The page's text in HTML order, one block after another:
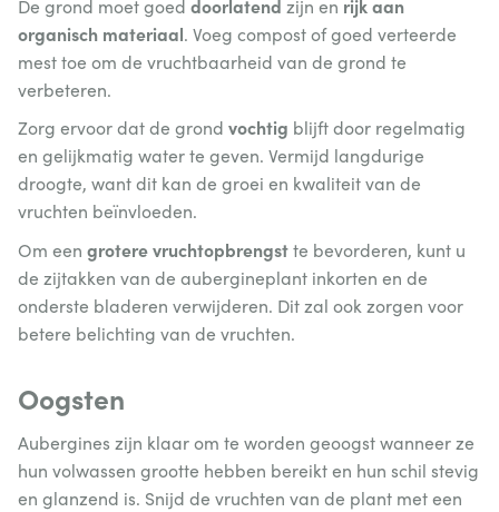
De grond moet goed doorlatend zijn en rijk aan
organisch materiaal. Voeg compost of goed verteerde
mest toe om de vruchtbaarheid van de grond te
verbeteren.
Zorg ervoor dat de grond vochtig blijft door regelmatig
en gelijkmatig water te geven. Vermijd langdurige
droogte, want dit kan de groei en kwaliteit van de
vruchten beïnvloeden.
Om een grotere vruchtopbrengstte bevorderen, kunt u
de zijtakken van de aubergineplant inkorten en de
onderste bladeren verwijderen. Dit zal ook zorgen voor
betere belichting van de vruchten.
Oogsten
Aubergines zijn klaar om te worden geoogst wanneer ze
hun volwassen grootte hebben bereikt en hun schil stevig
en glanzend is. Snijd de vruchten van de plant met een